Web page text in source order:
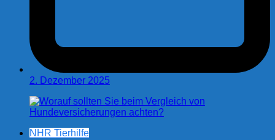
2. Dezember 2025
NHR Tierhilfe